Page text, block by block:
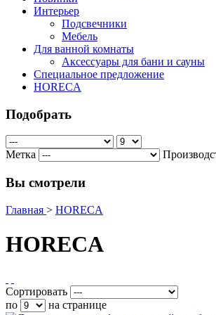
Интерьер
Подсвечники
Мебель
Для ванной комнаты
Аксессуары для бани и сауны
Специальное предложение
HORECA
Подобрать
Метка
Вы смотрели
Главная > HORECA
HORECA
Сортировать
по
на странице